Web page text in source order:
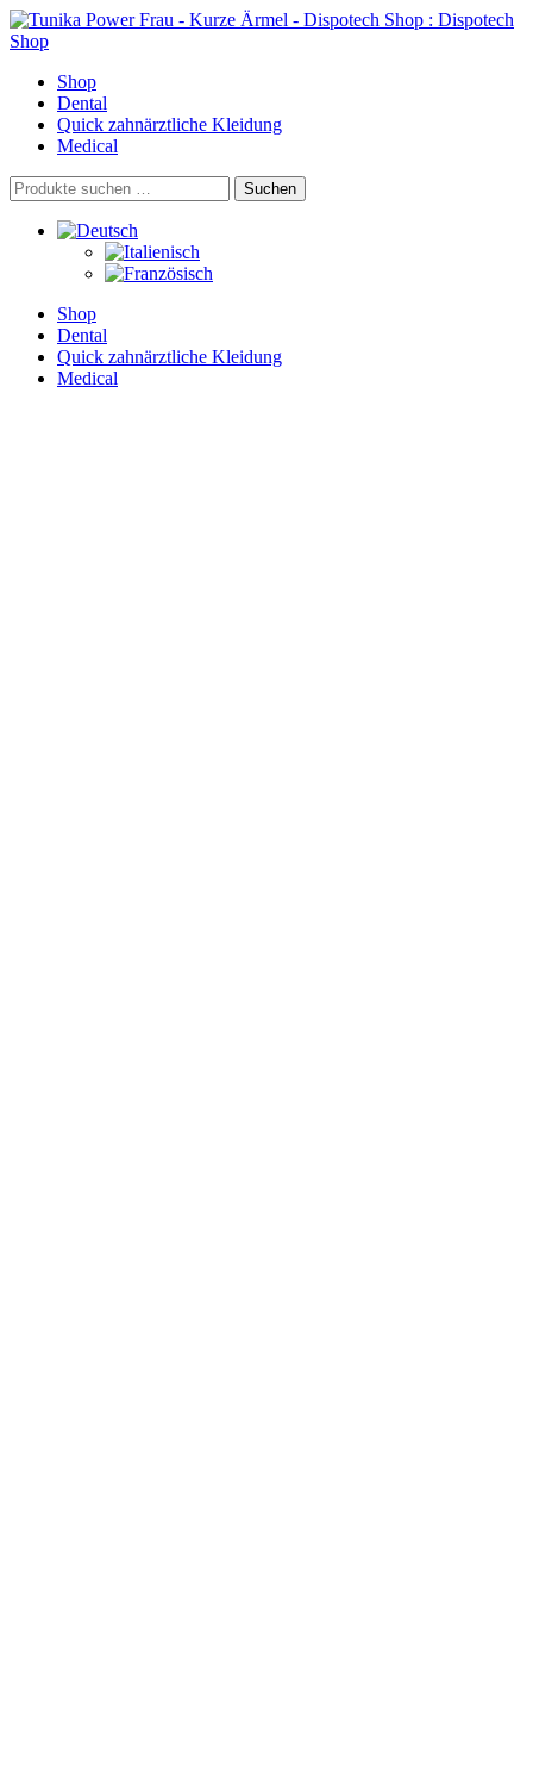
Skip
to
Shop
Dental
Quick zahnärztliche Kleidung
Medical
Suchen
nach:
Suchen
Shop
Dental
Quick zahnärztliche Kleidung
Medical